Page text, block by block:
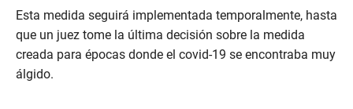
Esta medida seguirá implementada temporalmente, hasta
que un juez tome la última decisión sobre la medida
creada para épocas donde el covid-19 se encontraba muy
álgido.